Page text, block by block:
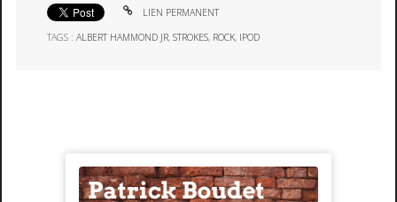
LIEN PERMANENT
TAGS :ALBERT HAMMOND JR,STROKES, ROCK, IPOD